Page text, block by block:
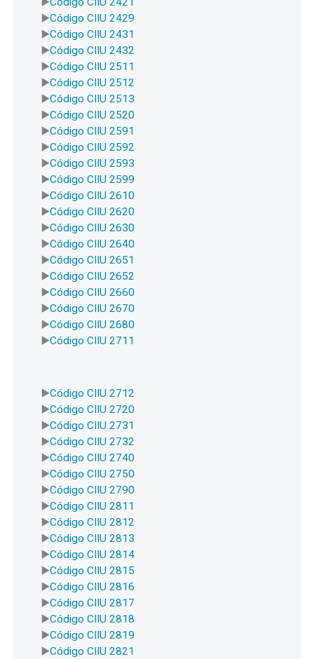
Código CIIU 2429
Código CIIU 2431
Código CIIU 2432
Código CIIU 2511
Código CIIU 2512
Código CIIU 2513
Código CIIU 2520
Código CIIU 2591
Código CIIU 2592
Código CIIU 2593
Código CIIU 2599
Código CIIU 2610
Código CIIU 2620
Código CIIU 2630
Código CIIU 2640
Código CIIU 2651
Código CIIU 2652
Código CIIU 2660
Código CIIU 2670
Código CIIU 2680
Código CIIU 2711
Código CIIU 2712
Código CIIU 2720
Código CIIU 2731
Código CIIU 2732
Código CIIU 2740
Código CIIU 2750
Código CIIU 2790
Código CIIU 2811
Código CIIU 2812
Código CIIU 2813
Código CIIU 2814
Código CIIU 2815
Código CIIU 2816
Código CIIU 2817
Código CIIU 2818
Código CIIU 2819
Código CIIU 2821